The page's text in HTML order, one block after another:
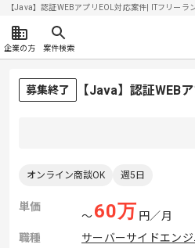
【Java】認証WEBアプリEOL対応案件| ITフリー
企業の方 案件検索
募集終了 【Java】認証WEB
オンライン商談OK 週5日
単価
〜60万 円／月
職種
サーバーサイドエンジ